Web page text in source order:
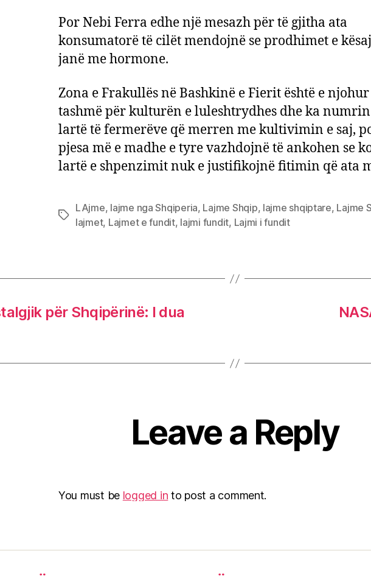
Por Nebi Ferra edhe një mesazh për të gjitha ata
konsumatorë të cilët mendojnë se prodhimet e
janë me hormone.
Zona e Frakullës në Bashkinë e Fierit është e njohur
tashmë për kulturën e luleshtrydhes dhe ka
lartë të fermerëve që merren me kultivimin e saj,
pjesa më e madhe e tyre vazhdojnë të ankohen se
lartë e shpenzimit nuk e justifikojnë fitimin që ata
Tags
LAjme, lajme nga Shqiperia, Lajme Shqip, lajme shqiptare, Lajme
lajmet, Lajmet e fundit, lajmi fundit, Lajmi i fundit
për Shqipërinë: I dua
Leave a Reply
You must be logged in to post a comment.